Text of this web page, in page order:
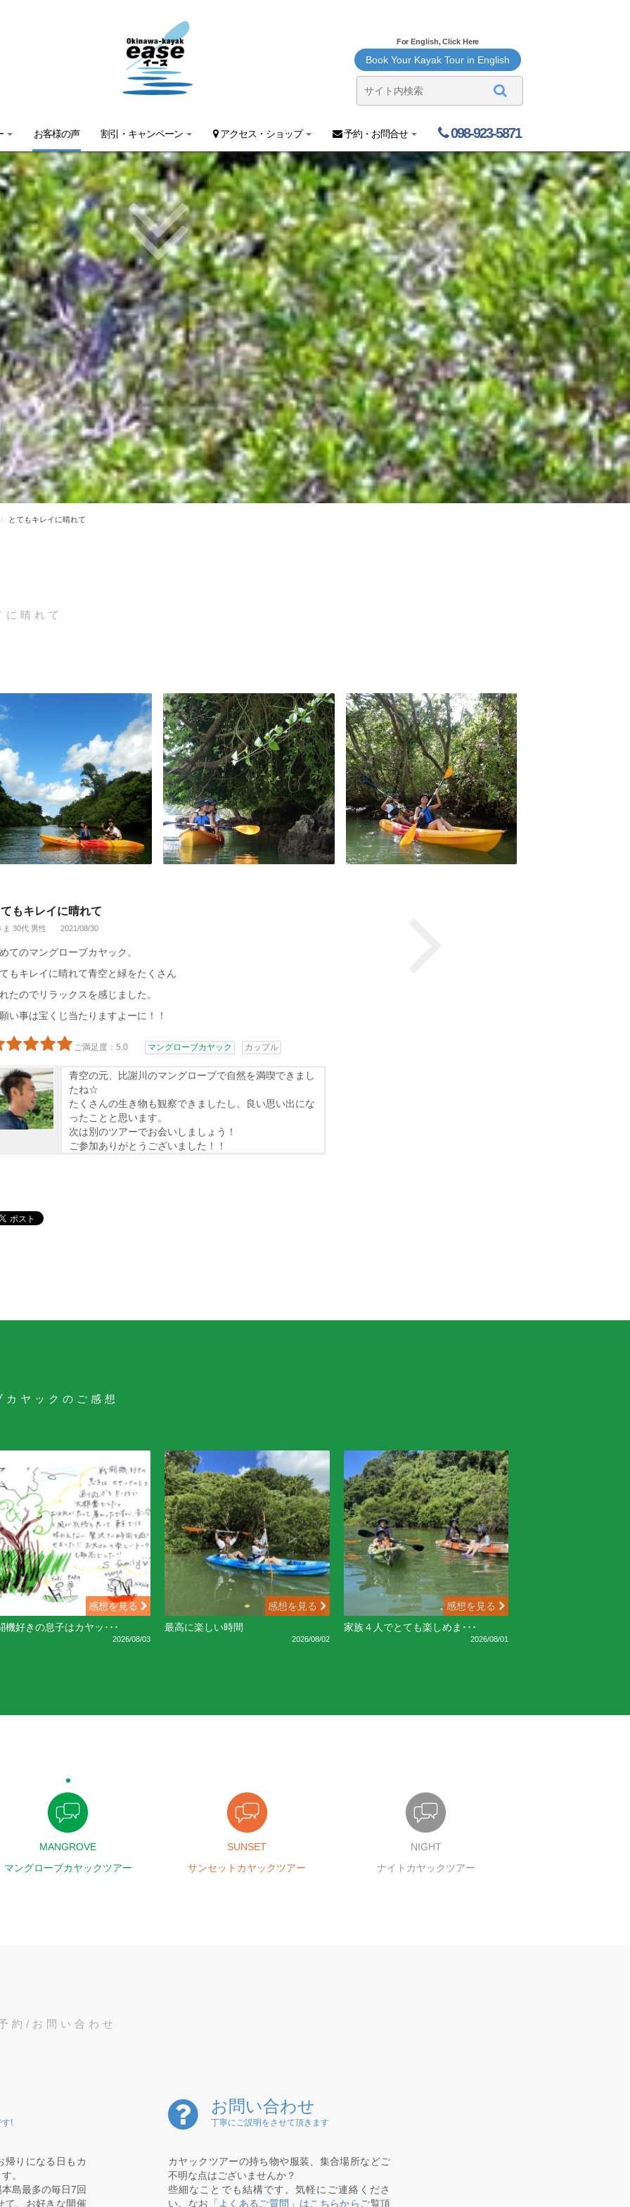
For English, Click Here
Book Your Kayak Tour in English
お客様の声 割引・キャンペーン アクセス・ショップ 予約・お問合せ 098-923-5871
とてもキレイに晴れて
に晴れて
もキレイに晴れて
ま 30代 男性 2021/08/30
てのマングローブカヤック。
もキレイに晴れて青空と緑をたくさん
たのでリラックスを感じました。
い事は宝くじ当たりますよーに！！
ご満足度：5.0 マングローブカヤック カップル
青空の元、比謝川のマングローブで自然を満喫できまし
たね☆
たくさんの生き物も観察できましたし、良い思い出にな
ったことと思います。
次は別のツアーでお会いしましょう！
ご参加ありがとうございました！！
カヤックのご感想
感想を見る
機好きの息子はカヤッ･･･
2026/08/03
感想を見る
最高に楽しい時間
2026/08/02
感想を見る
家族４人でとても楽しめま･･･
2026/08/01
MANGROVE
マングローブカヤックツアー
SUNSET
サンセットカヤックツアー
NIGHT
ナイトカヤックツアー
約/お問い合わせ
す!
帰りになる日もカ
。
島最多の毎日7回
て、お好きな開催
お問い合わせ
丁寧にご説明をさせて頂きます
カヤックツアーの持ち物や服装、集合場所などご
不明な点はございませんか？
些細なことでも結構です。気軽にご連絡くださ
い。なお 「よくあるご質問」はこちらから ご覧頂